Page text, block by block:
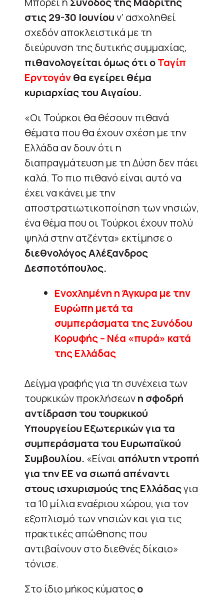
στις 29-30 Ιουνίουν’ ασχοληθεί
σχεδόν αποκλειστικά με τη
διεύρυνση της δυτικής συμμαχίας,
πιθανολογείται όμως ότι οΤαγίπ
Ερντογάνθα εγείρει θέμα
κυριαρχίας του Αιγαίου.
«Οι Τούρκοι θα θέσουν πιθανά
θέματα που θα έχουν σχέση με την
Ελλάδα αν δουν ότι η
διαπραγμάτευση με τη Δύση δεν πάει
καλά. Το πιο πιθανό είναι αυτό να
έχει να κάνει με την
αποστρατιωτικοποίηση των νησιών,
ένα θέμα που οι Τούρκοι έχουν πολύ
ψηλά στην ατζέντα» εκτίμησε ο
διεθνολόγος Αλέξανδρος
Δεσποτόπουλος.
Ενοχλημένη η Άγκυρα με την
Ευρώπη μετά τα
συμπεράσματα της Συνόδου
Κορυφής – Νέα «πυρά» κατά
της Ελλάδας
Δείγμα γραφής για τη συνέχεια των
τουρκικών προκλήσεωνη σφοδρή
αντίδραση του τουρκικού
Υπουργείου Εξωτερικών για τα
συμπεράσματα του Ευρωπαϊκού
Συμβουλίου. «Είναι απόλυτη ντροπή
για την ΕΕ να σιωπά απέναντι
στους ισχυρισμούς της Ελλάδαςγια
τα 10 μίλια εναέριου χώρου, για τον
εξοπλισμό των νησιών και για τις
πρακτικές απώθησης που
αντιβαίνουν στο διεθνές δίκαιο»
τόνισε.
Στο ίδιο μήκος κύματοςο